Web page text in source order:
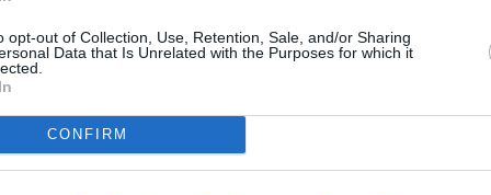
opt-out of Collection, Use, Retention, Sale, and/or Sharing
Data that Is Unrelated with the Purposes for which it
CONFIRM